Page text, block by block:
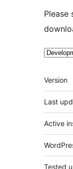
Please
ਮੈਟਾ
Version
Last
Active
Tested